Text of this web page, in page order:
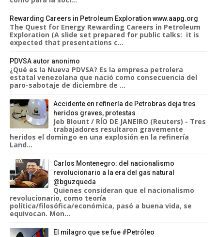
Rewarding Careers in Petroleum Exploration www.aapg.org
The Quest for Energy Rewarding Careers in Petroleum
Exploration (A slide set prepared for public talks: it is
expected that presentations c...
PDVSA autor anonimo
¿Qué es la Nueva PDVSA? Es la empresa petrolera
estatal venezolana que nació como consecuencia del
paro-sabotaje de diciembre de ...
Accidente en refinería de Petrobras deja tres
heridos graves, protestas
Jeb Blount / RÍO DE JANEIRO (Reuters) - Tres
trabajadores resultaron gravemente
heridos el domingo en una explosión en la refinería
Land...
Carlos Montenegro: del nacionalismo
revolucionario a la era del gas natural
@bguzqueda
Quienes consideran que el nacionalismo
revolucionario, como teoría
política/filosófica/económica, pasó a buena vida, se
equivocan. Mon...
El milagro que se fue #Petróleo